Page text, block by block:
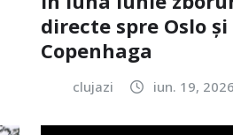
directe spre Oslo și
Copenhaga
clujazi iun. 19, 2026